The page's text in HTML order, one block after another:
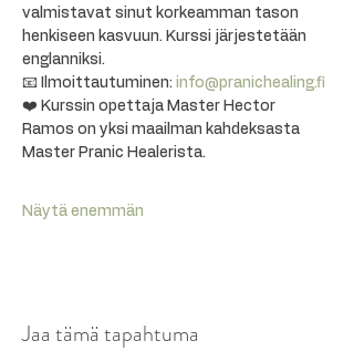
valmistavat sinut korkeamman tason
henkiseen kasvuun. Kurssi järjestetään
englanniksi.
📧 Ilmoittautuminen: info@pranichealing.fi
❤️ Kurssin opettaja Master Hector
Ramos on yksi maailman kahdeksasta
Master Pranic Healerista.
Näytä enemmän
Jaa tämä tapahtuma